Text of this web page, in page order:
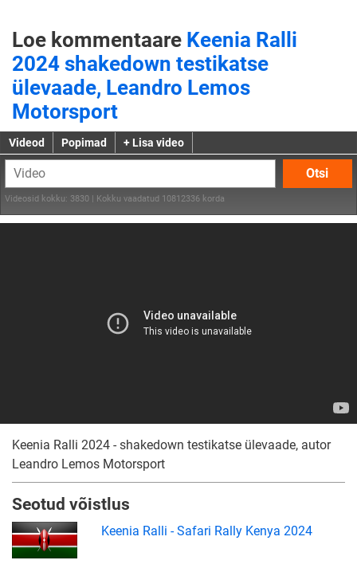
Loe kommentaare Keenia Ralli
2024 shakedown testikatse
ülevaade, Leandro Lemos
Motorsport
Videod Popimad + Lisa video
Otsi
Videosid kokku: 3830 | Kokku vaadatud 10812336 korda
Keenia Ralli 2024 - shakedown testikatse ülevaade, autor
Leandro Lemos Motorsport
Seotud võistlus
Keenia Ralli - Safari Rally Kenya 2024